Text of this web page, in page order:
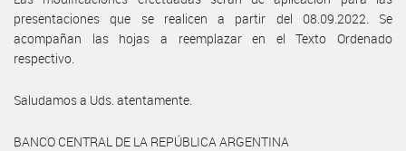
presentaciones que se realicen a partir del 08.09.2022. Se
acompañan las hojas a reemplazar en el Texto Ordenado
respectivo.
Saludamos a Uds. atentamente.
BANCO CENTRAL DE LA REPÚBLICA ARGENTINA